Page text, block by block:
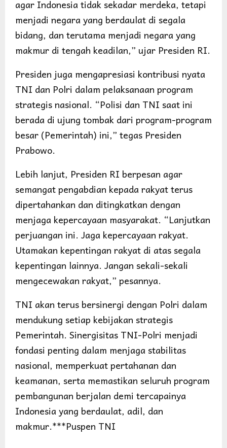
agar Indonesia tidak sekadar merdeka, tetapi
menjadi negara yang berdaulat di segala
bidang, dan terutama menjadi negara yang
makmur di tengah keadilan,” ujar Presiden RI.
Presiden juga mengapresiasi kontribusi nyata
TNI dan Polri dalam pelaksanaan program
strategis nasional. “Polisi dan TNI saat ini
berada di ujung tombak dari program-program
besar (Pemerintah) ini,” tegas Presiden
Prabowo.
Lebih lanjut, Presiden RI berpesan agar
semangat pengabdian kepada rakyat terus
dipertahankan dan ditingkatkan dengan
menjaga kepercayaan masyarakat. “Lanjutkan
perjuangan ini. Jaga kepercayaan rakyat.
Utamakan kepentingan rakyat di atas segala
kepentingan lainnya. Jangan sekali-sekali
mengecewakan rakyat,” pesannya.
TNI akan terus bersinergi dengan Polri dalam
mendukung setiap kebijakan strategis
Pemerintah. Sinergisitas TNI-Polri menjadi
fondasi penting dalam menjaga stabilitas
nasional, memperkuat pertahanan dan
keamanan, serta memastikan seluruh program
pembangunan berjalan demi tercapainya
Indonesia yang berdaulat, adil, dan
makmur.***Puspen TNI